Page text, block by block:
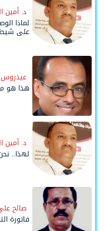
د. أمين
لماذا
على
وحواضنه
عيدروس
هذا هو
د. أمين
لهذا..
صالح
فاتورة